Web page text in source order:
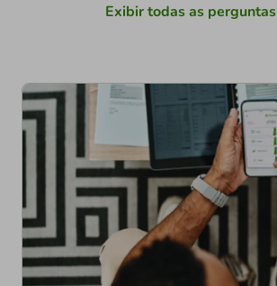
Exibir todas as perguntas